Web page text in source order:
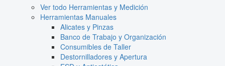
Ver todo Herramientas y Medición
Herramientas Manuales
Alicates y Pinzas
Banco de Trabajo y Organización
Consumibles de Taller
Destornilladores y Apertura